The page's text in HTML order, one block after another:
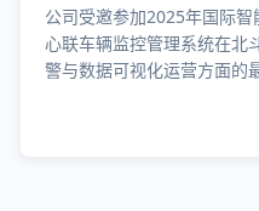
公司受邀参加2025年国际
心联车辆监控管理系统在北
警与数据可视化运营方面的
通领域的影响力，同时为